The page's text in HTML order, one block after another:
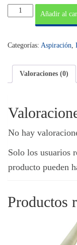
Cepillo
aspirador
mm
Añadir al
Categorías: Aspiración
Valoraciones (0)
No hay
Solo los usuarios
producto pueden
Productos